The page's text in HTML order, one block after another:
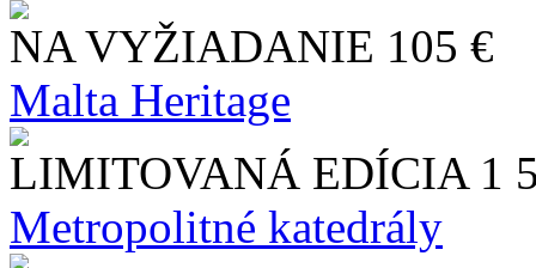
NA VYŽIADANIE 105 €
Malta Heritage
LIMITOVANÁ EDÍCIA 1
Metropolitné katedrály